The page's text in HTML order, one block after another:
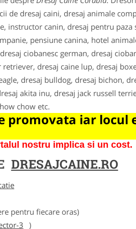
de dresaj caini, dresaj animale
instructor canin, dresaj pentru paza
pensiune canina, hotel
ciobanesc german, dresaj
dresaj caine lup, dresaj
dresaj bulldog, dresaj bichon,
akita inu, dresaj jack russell
chow etc.
promovata iar locul
nostru implica si un cost.
DRESAJCAINE.RO
pentru fiecare oras)
3 )